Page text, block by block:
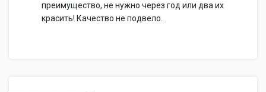
преимущество, не нужно через год или два их
красить! Качество не подвело.